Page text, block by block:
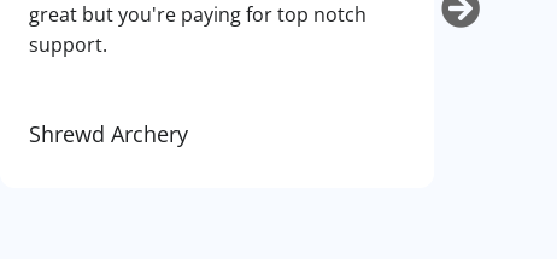
great but you're paying for top notch
support.
Shrewd Archery